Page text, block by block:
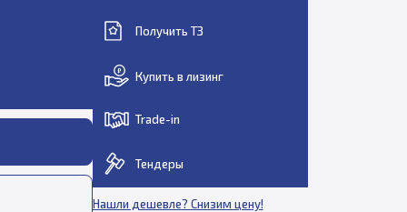
Получить ТЗ
Купить в лизинг
Trade-in
Тендеры
Нашли дешевле? Снизим цену!